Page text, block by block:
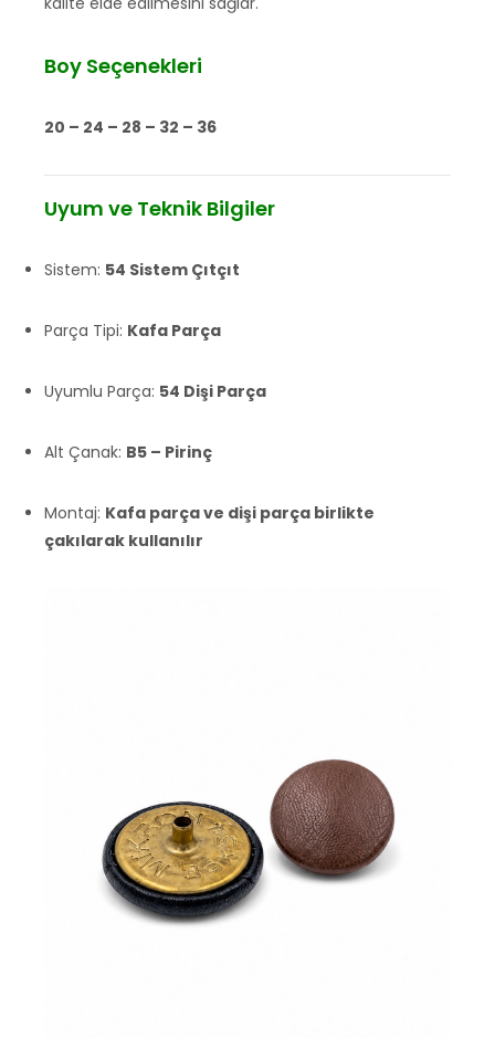
Boy Seçenekleri
20 – 24 – 28 – 32 – 36
Uyum ve Teknik Bilgiler
Sistem: 54 Sistem Çıtçıt
Parça Tipi: Kafa Parça
Uyumlu Parça: 54 Dişi Parça
Alt Çanak: B5 – Pirinç
Montaj: Kafa parça ve dişi parça birlikte
çakılarak kullanılır